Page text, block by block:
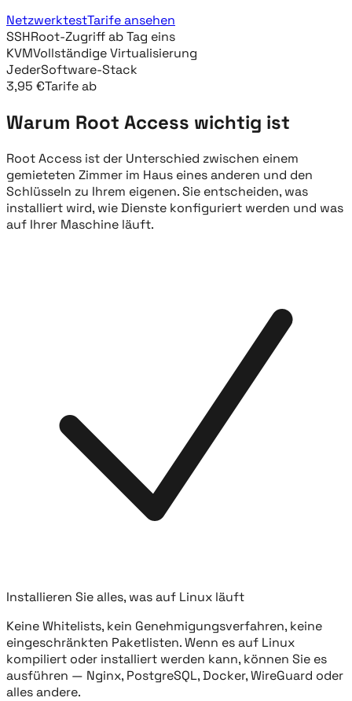
NetzwerktestTarife ansehen
SSHRoot-Zugriff ab Tag eins
KVMVollständige Virtualisierung
JederSoftware-Stack
3,95 €Tarife ab
Warum Root Access wichtig ist
Root Access ist der Unterschied zwischen einem
gemieteten Zimmer im Haus eines anderen und den
Schlüsseln zu Ihrem eigenen. Sie entscheiden, was
installiert wird, wie Dienste konfiguriert werden und was
auf Ihrer Maschine läuft.
Installieren Sie alles, was auf Linux läuft
Keine Whitelists, kein Genehmigungsverfahren, keine
eingeschränkten Paketlisten. Wenn es auf Linux
kompiliert oder installiert werden kann, können Sie es
ausführen — Nginx, PostgreSQL, Docker, WireGuard oder
alles andere.